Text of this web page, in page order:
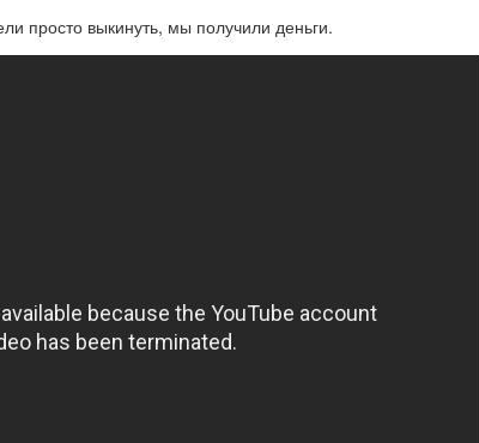
просто выкинуть, мы получили деньги.